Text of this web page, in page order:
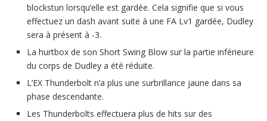
blockstun lorsqu’elle est gardée. Cela signifie que si vous
effectuez un dash avant suite à une FA Lv1 gardée, Dudley
sera à présent à -3.
La hurtbox de son Short Swing Blow sur la partie inférieure
du corps de Dudley a été réduite.
L’EX Thunderbolt n’a plus une surbrillance jaune dans sa
phase descendante.
Les Thunderbolts effectuera plus de hits sur des